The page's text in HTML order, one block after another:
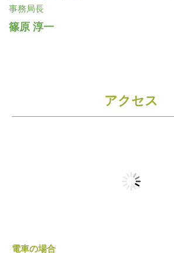
事務局長
篠原 淳一
アクセス
電車の場合